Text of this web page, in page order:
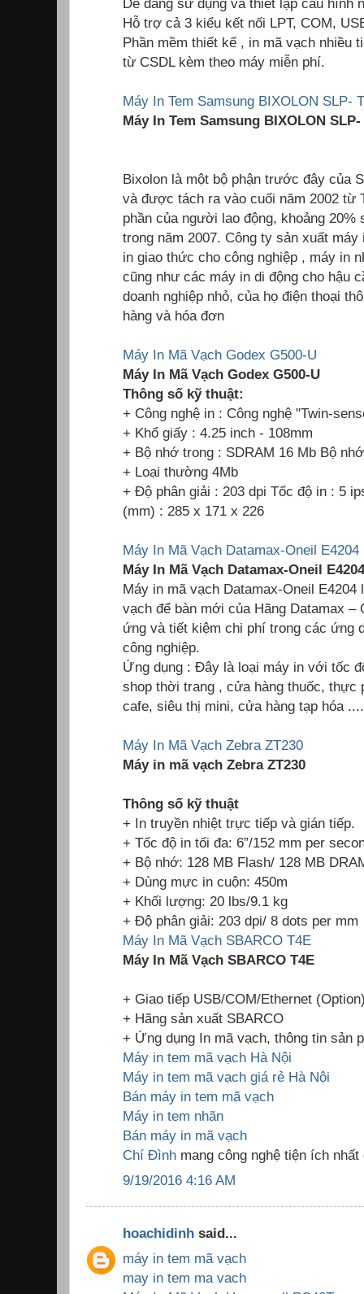
Hỗ trợ cả 3 kiểu kết nối LPT, COM,
Phần mềm thiết kế , in mã vạch nhiều
từ CSDL kèm theo máy miễn phí.
Máy In Tem Samsung BIXOLON SLP-
Máy In Tem Samsung BIXOLON SLP-
Bixolon là một bộ phận trước đây của
và được tách ra vào cuối năm 2002 từ
phần của người lao động, khoảng
trong năm 2007. Công ty sản xuất
in giao thức cho công nghiệp , máy in
cũng như các máy in di động cho hậu
doanh nghiệp nhỏ, của họ điện thoại
hàng và hóa đơn
Máy In Mã Vạch Godex G500-U
Máy In Mã Vạch Godex G500-U
Thông số kỹ thuật:
+ Công nghệ in : Công nghệ "Twin-
+ Khổ giấy : 4.25 inch - 108mm
+ Bộ nhớ trong : SDRAM 16 Mb Bộ
+ Loại thường 4Mb
+ Độ phân giải : 203 dpi Tốc độ in : 5
(mm) : 285 x 171 x 226
Máy In Mã Vạch Datamax-Oneil
Máy In Mã Vạch Datamax-Oneil
Máy in mã vạch Datamax-Oneil E4204
vạch để bàn mới của Hãng Datamax –
ứng và tiết kiệm chi phí trong các ứng
công nghiệp.
Ứng dụng : Đây là loại máy in với tốc
shop thời trang , cửa hàng thuốc, thực
cafe, siêu thị mini, cửa hàng tạp hóa ....
Máy In Mã Vạch Zebra ZT230
Máy in mã vạch Zebra ZT230
Thông số kỹ thuật
+ In truyền nhiệt trực tiếp và gián tiếp.
+ Tốc độ in tối đa: 6”/152 mm per
+ Bộ nhớ: 128 MB Flash/ 128 MB
+ Dùng mực in cuộn: 450m
+ Khối lượng: 20 lbs/9.1 kg
+ Độ phân giải: 203 dpi/ 8 dots per mm
Máy In Mã Vạch SBARCO T4E
Máy In Mã Vạch SBARCO T4E
+ Giao tiếp USB/COM/Ethernet
+ Hãng sản xuất SBARCO
+ Ứng dụng In mã vạch, thông tin sản
Máy in tem mã vạch Hà Nội
Máy in tem mã vạch giá rẻ Hà Nội
Bán máy in tem mã vạch
Máy in tem nhãn
Bán máy in mã vạch
Chí Đình mang công nghệ tiện ích nhất
9/19/2016 4:16 AM
hoachidinh said...
máy in tem mã vạch
may in tem ma vach